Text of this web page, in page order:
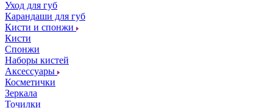
Уход для губ
Карандаши для губ
Кисти и спонжи
Кисти
Спонжи
Наборы кистей
Аксессуары
Косметички
Зеркала
Точилки